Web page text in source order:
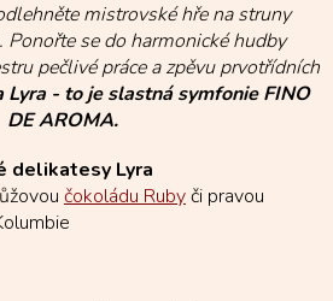
mistrovské hře na struny
Ponořte se do harmonické hudby
pečlivé práce a zpěvu prvotřídních
Lyra - to je slastná symfonie FINO
DE AROMA.
delikatesy Lyra
čokoládu Rubyči pravou